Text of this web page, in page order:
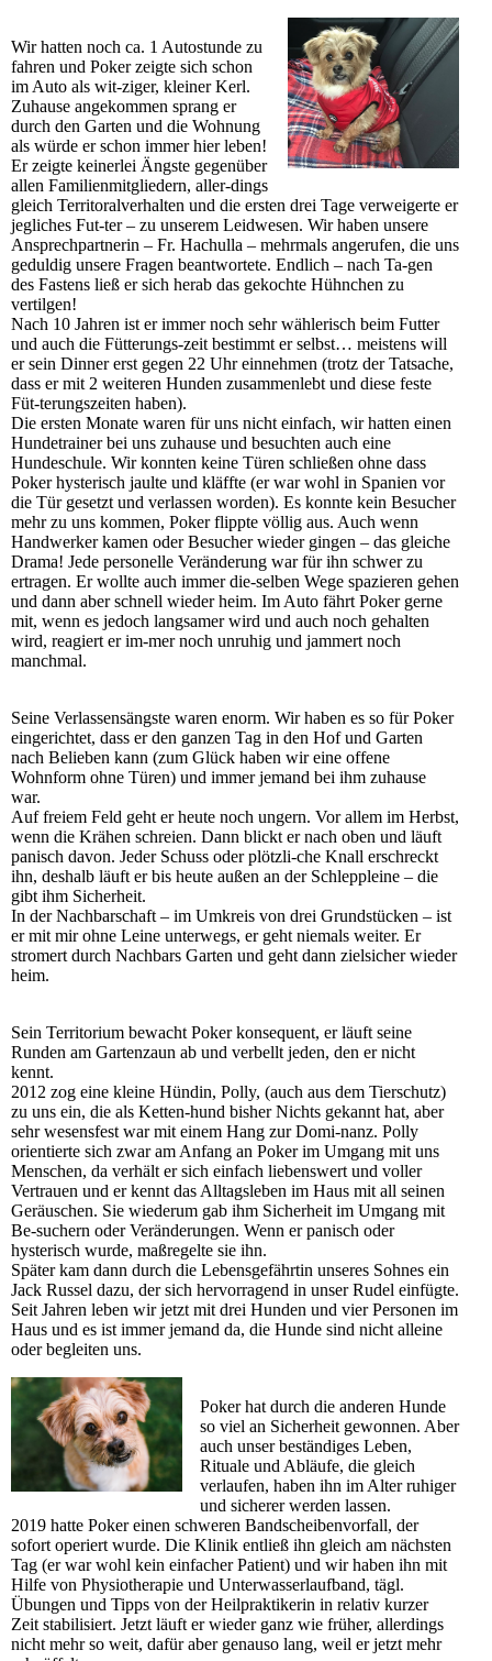
Wir hatten noch ca. 1 Autostunde zu
fahren und Poker zeigte sich schon
im Auto als wit-ziger, kleiner Kerl.
Zuhause angekommen sprang er
durch den Garten und die Wohnung
als würde er schon immer hier leben!
Er zeigte keinerlei Ängste gegenüber
allen Familienmitgliedern, aller-dings
gleich Territoralverhalten und die ersten drei Tage verweigerte er
jegliches Fut-ter – zu unserem Leidwesen. Wir haben unsere
Ansprechpartnerin – Fr. Hachulla – mehrmals angerufen, die uns
geduldig unsere Fragen beantwortete. Endlich – nach Ta-gen
des Fastens ließ er sich herab das gekochte Hühnchen zu
vertilgen!
Nach 10 Jahren ist er immer noch sehr wählerisch beim Futter
und auch die Fütterungs-zeit bestimmt er selbst… meistens will
er sein Dinner erst gegen 22 Uhr einnehmen (trotz der Tatsache,
dass er mit 2 weiteren Hunden zusammenlebt und diese feste
Füt-terungszeiten haben).
Die ersten Monate waren für uns nicht einfach, wir hatten einen
Hundetrainer bei uns zuhause und besuchten auch eine
Hundeschule. Wir konnten keine Türen schließen ohne dass
Poker hysterisch jaulte und kläffte (er war wohl in Spanien vor
die Tür gesetzt und verlassen worden). Es konnte kein Besucher
mehr zu uns kommen, Poker flippte völlig aus. Auch wenn
Handwerker kamen oder Besucher wieder gingen – das gleiche
Drama! Jede personelle Veränderung war für ihn schwer zu
ertragen. Er wollte auch immer die-selben Wege spazieren gehen
und dann aber schnell wieder heim. Im Auto fährt Poker gerne
mit, wenn es jedoch langsamer wird und auch noch gehalten
wird, reagiert er im-mer noch unruhig und jammert noch
manchmal.
Seine Verlassensängste waren enorm. Wir haben es so für Poker
eingerichtet, dass er den ganzen Tag in den Hof und Garten
nach Belieben kann (zum Glück haben wir eine offene
Wohnform ohne Türen) und immer jemand bei ihm zuhause
war.
Auf freiem Feld geht er heute noch ungern. Vor allem im Herbst,
wenn die Krähen schreien. Dann blickt er nach oben und läuft
panisch davon. Jeder Schuss oder plötzli-che Knall erschreckt
ihn, deshalb läuft er bis heute außen an der Schleppleine – die
gibt ihm Sicherheit.
In der Nachbarschaft – im Umkreis von drei Grundstücken – ist
er mit mir ohne Leine unterwegs, er geht niemals weiter. Er
stromert durch Nachbars Garten und geht dann zielsicher wieder
heim.
Sein Territorium bewacht Poker konsequent, er läuft seine
Runden am Gartenzaun ab und verbellt jeden, den er nicht
kennt.
2012 zog eine kleine Hündin, Polly, (auch aus dem Tierschutz)
zu uns ein, die als Ketten-hund bisher Nichts gekannt hat, aber
sehr wesensfest war mit einem Hang zur Domi-nanz. Polly
orientierte sich zwar am Anfang an Poker im Umgang mit uns
Menschen, da verhält er sich einfach liebenswert und voller
Vertrauen und er kennt das Alltagsleben im Haus mit all seinen
Geräuschen. Sie wiederum gab ihm Sicherheit im Umgang mit
Be-suchern oder Veränderungen. Wenn er panisch oder
hysterisch wurde, maßregelte sie ihn.
Später kam dann durch die Lebensgefährtin unseres Sohnes ein
Jack Russel dazu, der sich hervorragend in unser Rudel einfügte.
Seit Jahren leben wir jetzt mit drei Hunden und vier Personen im
Haus und es ist immer jemand da, die Hunde sind nicht alleine
oder begleiten uns.
Poker hat durch die anderen Hunde
so viel an Sicherheit gewonnen. Aber
auch unser beständiges Leben,
Rituale und Abläufe, die gleich
verlaufen, haben ihn im Alter ruhiger
und sicherer werden lassen.
2019 hatte Poker einen schweren Bandscheibenvorfall, der
sofort operiert wurde. Die Klinik entließ ihn gleich am nächsten
Tag (er war wohl kein einfacher Patient) und wir haben ihn mit
Hilfe von Physiotherapie und Unterwasserlaufband, tägl.
Übungen und Tipps von der Heilpraktikerin in relativ kurzer
Zeit stabilisiert. Jetzt läuft er wieder ganz wie früher, allerdings
nicht mehr so weit, dafür aber genauso lang, weil er jetzt mehr